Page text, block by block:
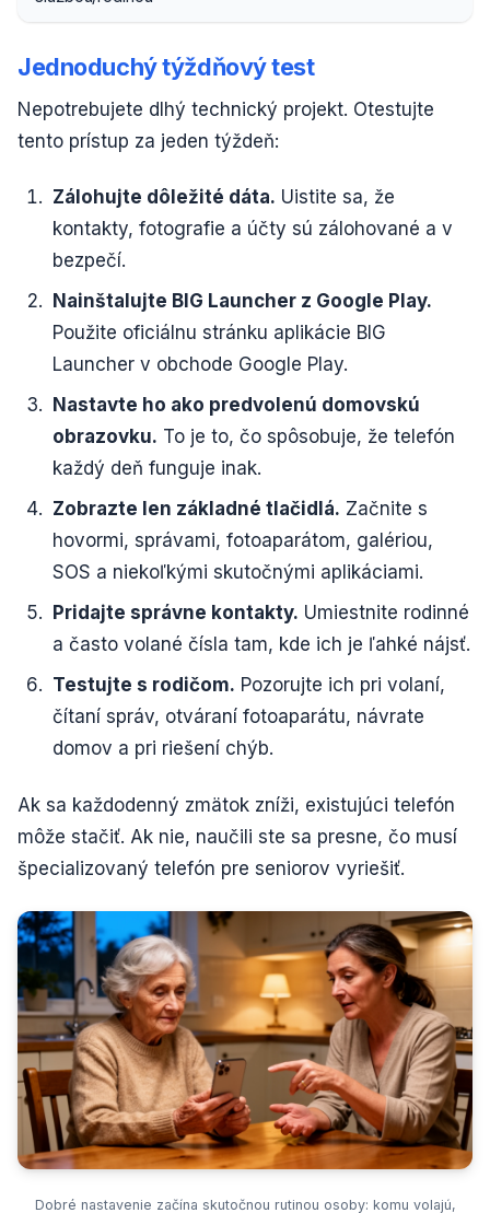
Jednoduchý týždňový test
Nepotrebujete dlhý technický projekt. Otestujte
tento prístup za jeden týždeň:
Zálohujte dôležité dáta. Uistite sa, že
kontakty, fotografie a účty sú zálohované a v
bezpečí.
Nainštalujte BIG Launcher z Google Play.
Použite oficiálnu stránku aplikácie BIG
Launcher v obchode Google Play.
Nastavte ho ako predvolenú domovskú
obrazovku. To je to, čo spôsobuje, že telefón
každý deň funguje inak.
Zobrazte len základné tlačidlá. Začnite s
hovormi, správami, fotoaparátom, galériou,
SOS a niekoľkými skutočnými aplikáciami.
Pridajte správne kontakty. Umiestnite rodinné
a často volané čísla tam, kde ich je ľahké nájsť.
Testujte s rodičom. Pozorujte ich pri volaní,
čítaní správ, otváraní fotoaparátu, návrate
domov a pri riešení chýb.
Ak sa každodenný zmätok zníži, existujúci telefón
môže stačiť. Ak nie, naučili ste sa presne, čo musí
špecializovaný telefón pre seniorov vyriešiť.
Dobré nastavenie začína skutočnou rutinou osoby: komu volajú,